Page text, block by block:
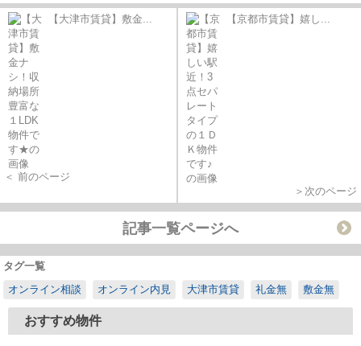
【大津市賃貸】敷金...
＜ 前のページ
【京都市賃貸】嬉し...
＞次のページ
記事一覧ページへ
タグ一覧
オンライン相談
オンライン内見 大津市賃貸 礼金無 敷金無
おすすめ物件